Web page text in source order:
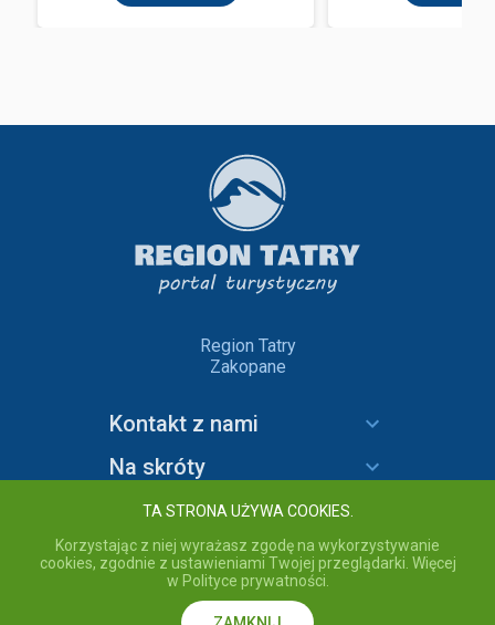
Region Tatry
Zakopane
Kontakt z nami
Na skróty
Informacje
copyright © 2020 Region Tatry - wszelkie prawa zastrzeżone.
Przebywając na stronie akceptujesz Politykę prywatności
TA STRONA UŻYWA COOKIES.
Korzystając z niej wyrażasz zgodę na wykorzystywanie
cookies, zgodnie z ustawieniami Twojej przeglądarki. Więcej
w Polityce prywatności.